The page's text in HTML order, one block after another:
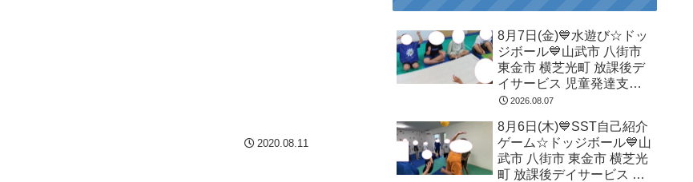
2020.08.11
8月7日(金)💙水遊び☆ドッ
ジボール💙山武市 八街市
東金市 横芝光町 放課後デ
イサービス 児童発達支援
運動療育
2026.08.07
8月6日(木)💙SST自己紹介
ゲーム☆ドッジボール💙山
武市 八街市 東金市 横芝光
町 放課後デイサービス 児